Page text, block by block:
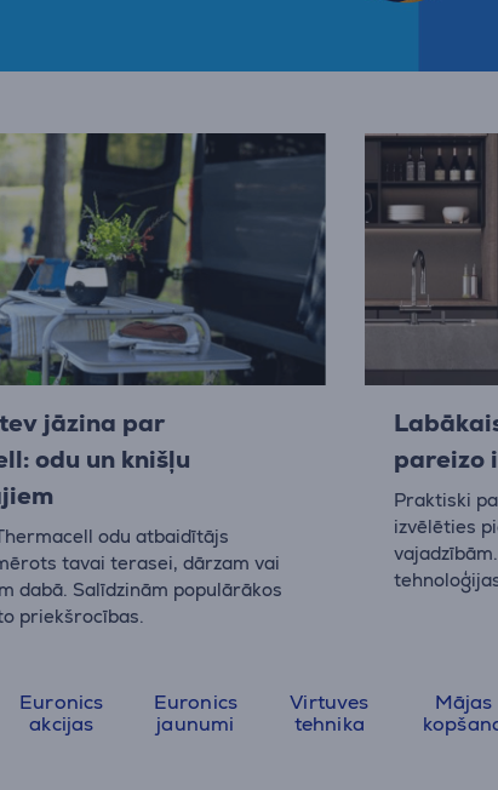
jāzina par
odu un knišļu
odu atbaidītājs
tavai terasei, dārzam vai
dabā. Salīdzinām populārākos
priekšrocības.
pareizo
Praktiski
izvēlēties
Euronics
akcijas
Euronics
jaunumi
Virtuves
tehnika
Mājas